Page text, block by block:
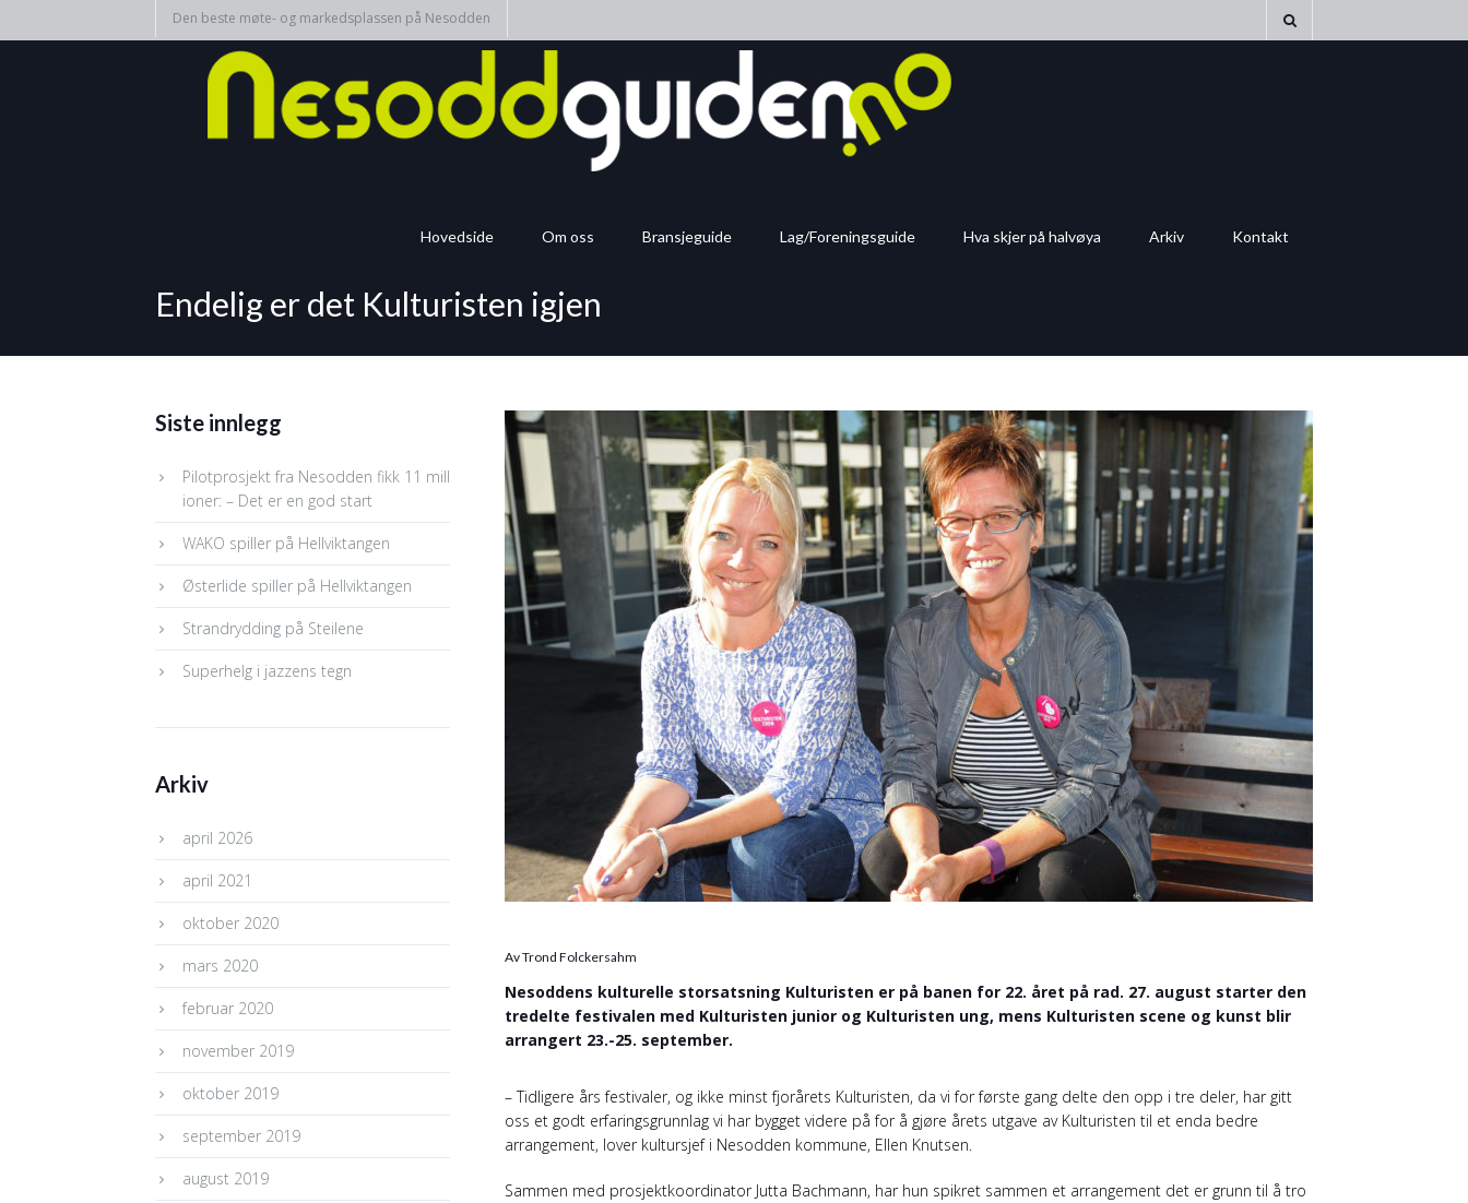
Den beste møte- og markedsplassen på Nesodden
Hovedside Om oss Bransjeguide Lag/Foreningsguide Hva skjer på halvøya Arkiv Kontakt
Endelig er det Kulturisten igjen
Av Trond Folckersahm
Nesoddens kulturelle storsatsning Kulturisten er på banen for 22. året på rad. 27. august starter den
tredelte festivalen med Kulturisten junior og Kulturisten ung, mens Kulturisten scene og kunst blir
arrangert 23.-25. september.
– Tidligere års festivaler, og ikke minst fjorårets Kulturisten, da vi for første gang delte den opp i tre deler, har gitt
oss et godt erfaringsgrunnlag vi har bygget videre på for å gjøre årets utgave av Kulturisten til et enda bedre
arrangement, lover kultursjef i Nesodden kommune, Ellen Knutsen.
Sammen med prosjektkoordinator Jutta Bachmann, har hun spikret sammen et arrangement det er grunn til å tro
Siste innlegg
Pilotprosjekt fra Nesodden fikk 11 mill
ioner: – Det er en god start
WAKO spiller på Hellviktangen
Østerlide spiller på Hellviktangen
Strandrydding på Steilene
Superhelg i jazzens tegn
Arkiv
april 2026
april 2021
oktober 2020
mars 2020
februar 2020
november 2019
oktober 2019
september 2019
august 2019